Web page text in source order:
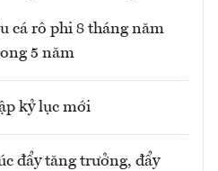
cá rô phi 8 tháng năm
5 năm
kỷ lục mới
đẩy tăng trưởng, đẩy